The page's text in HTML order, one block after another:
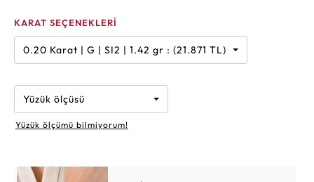
KARAT SEÇENEKLERİ
0.20 Karat | G | SI2 | 1.42 gr : (21.871 TL)
Yüzük ölçüsü
Yüzük ölçümü bilmiyorum!